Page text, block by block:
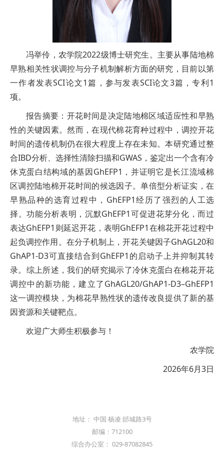
冯举伶，农学院2022级博士研究生。主要从事陆地棉
早熟相关性状调控与分子机制解析方面的研究，目前以第
一作者发表SCI论文1篇，参与发表SCI论文3篇，专利1
项。
报告摘要：开花时间是决定陆地棉区域适应性和早熟
性的关键因素。然而，在现代棉花育种过程中，调控开花
时间的遗传机制仍在很大程度上存在未知。本研究通过整
合IBD分析、选择性清除扫描和GWAS，鉴定出一个含有冷
休克蛋白结构域的基因GhEFP1，并证明它是长江流域棉
区调控陆地棉开花时间的候选因子。单倍型分析证实，在
早熟品种的选育过程中，GhEFP1经历了强烈的人工选
择。功能分析表明，沉默GhEFP1可促进花芽分化，而过
表达GhEFP1则延迟开花，表明GhEFP1在棉花开花过程中
起负调控作用。在分子机制上，开花关键因子GhAGL20和
GhAP1-D3可直接结合到GhEFP1的启动子上并抑制其转
录。综上所述，我们的研究揭示了冷休克蛋白在棉花开花
调控中的新功能，建立了GhAGL20/GhAP1-D3–GhEFP1
这一调控模块，为棉花早熟性状的遗传改良提供了新的基
因资源和关键靶点。
欢迎广大师生积极参与！
农学院
2026年6月3日
地址： 中国 杨凌 邰城路3号
邮编：712100
综合办公室： 029-87082845